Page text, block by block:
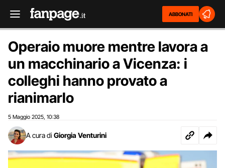
ABBONATI
Operaio muore mentre lavora a
un macchinario a Vicenza: i
colleghi hanno provato a
rianimarlo
5 Maggio 2025 10:38
A cura di Giorgia Venturini